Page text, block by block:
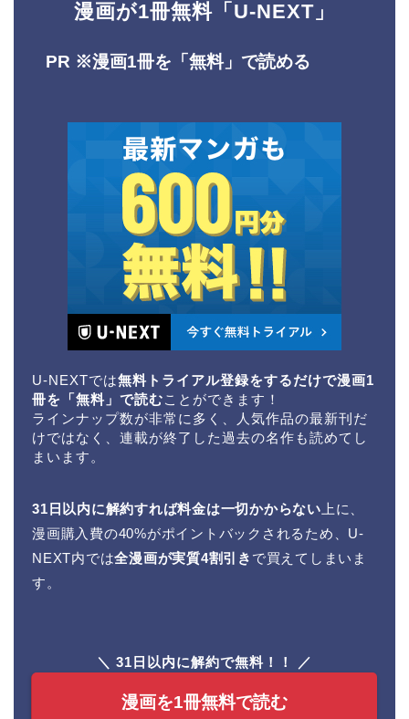
漫画が1冊無料「U-NEXT」
PR ※漫画1冊を「無料」で読める
U-NEXTでは無料トライアル登録をするだけで漫画1
冊を「無料」で読むことができます！
ラインナップ数が非常に多く、人気作品の最新刊だ
けではなく、連載が終了した過去の名作も読めてし
まいます。
31日以内に解約すれば料金は一切かからない 上に、
漫画購入費の40%がポイントバックされるため、U-
NEXT内では全漫画が実質4割引き で買えてしまいま
す。
＼ 31日以内に解約で無料！！ ／
漫画を1冊無料で読む